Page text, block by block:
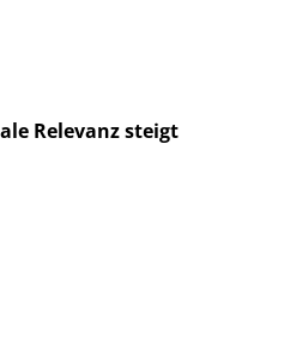
Relevanz steigt